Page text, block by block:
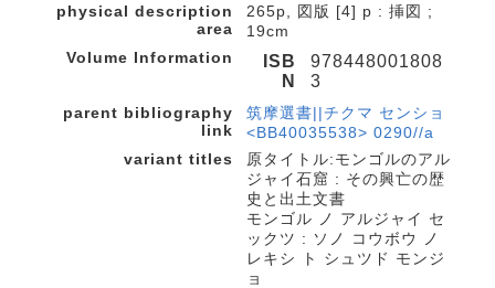
physical description
area
265p, 図版 [4] p : 挿図 ;
19cm
Volume Information
ISB
N
978448001808
3
parent bibliography
link
筑摩選書||チクマ センショ
<BB40035538> 0290//a
variant titles
原タイトル:モンゴルのアル
ジャイ石窟 : その興亡の歴
史と出土文書
モンゴル ノ アルジャイ セ
ックツ : ソノ コウボウ ノ
レキシ ト シュツド モンジ
ョ